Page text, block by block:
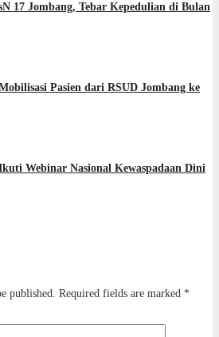
17 Jombang, Tebar Kepedulian di Bulan
Pasien dari RSUD Jombang ke
Webinar Nasional Kewaspadaan Dini
published. Required fields are marked *